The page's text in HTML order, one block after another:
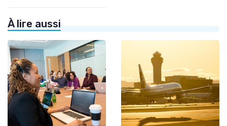
À lire aussi